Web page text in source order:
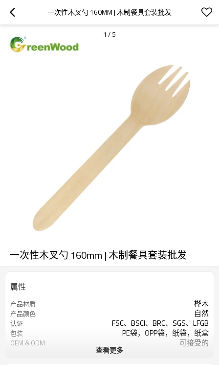
一次性木叉勺 160MM | 木制餐具套装批发
1 / 5
一次性木叉勺 160mm | 木制餐具套装批发
属性
产品材质 桦木
产品颜色 自然
认证 FSC、BSCI、BRC、SGS、LFGB
包装 PE袋，OPP袋，纸袋，纸盒
OEM & ODM 可接受的
查看更多